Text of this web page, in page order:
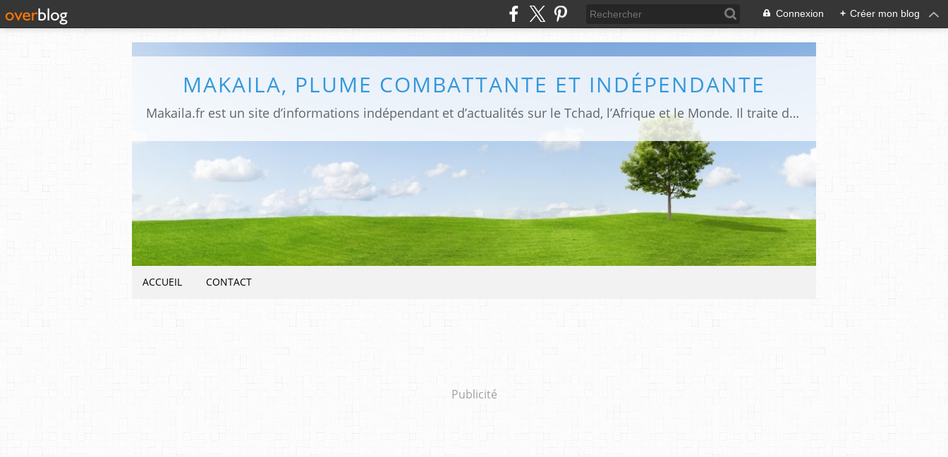
Connexion + Créer mon blog
MAKAILA, PLUME COMBATTANTE ET INDÉPENDANTE
Makaila.fr est un site d’informations indépendant et d’actualités sur le Tchad, l’Afrique et le Monde. Il traite des sujets variés entre autres: la politique, les droits humains, les libertés, le social, l’économique,la culture etc.
ACCUEIL CONTACT
Publicité